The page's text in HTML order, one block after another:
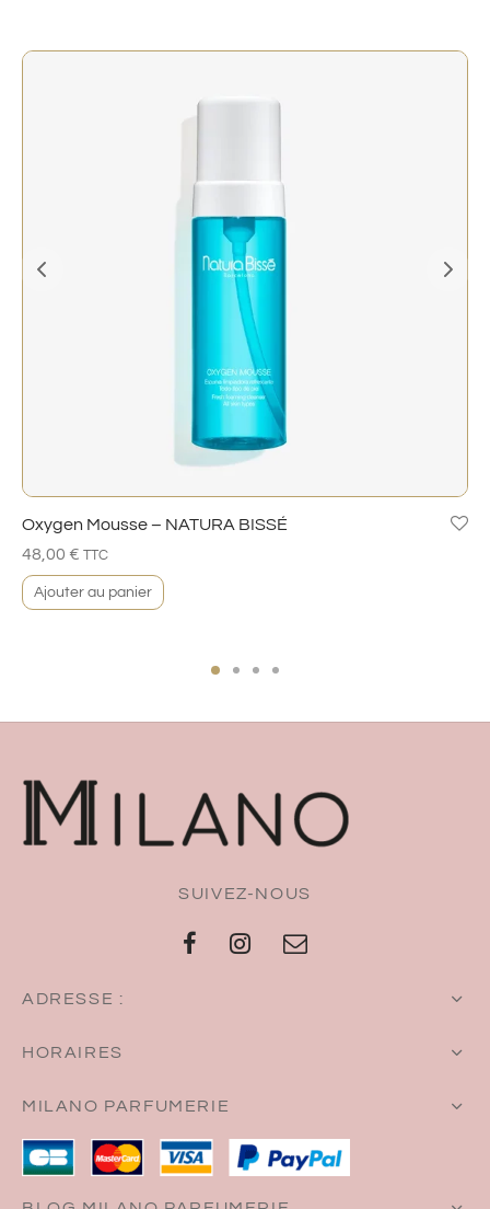
Oxygen Mousse – NATURA BISSÉ
48,00 € TTC
Ajouter au panier
SUIVEZ-NOUS
ADRESSE :
HORAIRES
MILANO PARFUMERIE